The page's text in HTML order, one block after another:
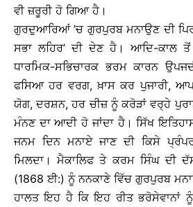
ਵੀ ਜ਼ਰੂਰੀ ਹੋ ਗਿਆ ਹੈ।
ਗੁਰਦੁਆਰਿਆਂ ’ਚ ਗੁਰਪੁਰਬ ਮਨਾਉਣ ਦੀ
ਸਭਾ ਲਹਿਰ’ ਦੀ ਦੇਣ ਹੈ। ਆਦਿ-ਕਾਲ ਤੋਂ
ਧਾਰਮਿਕ-ਸਭਿਚਾਰਕ ਭਰਮ ਕਾਰਨ
ਫਸਿਆ ਹਰ ਵਰਗ, ਖ਼ਾਸ ਕਰ ਪੁਜਾਰੀ,
ਯੋਗ, ਦਰਸ਼ਨ, ਹਰ ਚੀਜ਼ ਨੂੰ ਕਰੋੜਾਂ ਵਰ੍ਹੇ
ਮੰਨਣ ਦਾ ਆਦੀ ਹੋ ਜਾਂਦਾ ਹੈ। ਸਿੱਖ
ਜਨਮ ਦਿਨ ਮਨਾਏ ਜਾਣ ਦੀ ਕਿਸੇ
ਮਿਲਦਾ। ਮੈਕਾਲਿਫ ਤੇ ਕਰਮ ਸਿੰਘ ਦੀ
(1868 ਈ:) ਨੂੰ ਨਨਕਾਣੇ ਵਿੱਚ ਗੁਰਪੁਰਬ
ਹਾਲਤ ਇਹ ਹੈ ਕਿ ਇਹ ਰੀਤ ਭਰੋਸੇਵਾਨਾਂ